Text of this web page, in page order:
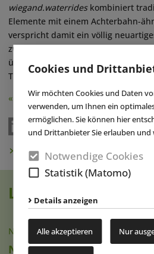
Cookies und
Wir möchten Cookies und Daten
verwenden, um Ihnen ein
ermöglichen. Sie können hier
und Drittanbieter Sie erlauben und
Notwendige Cookies
Statistik (Matomo)
Details anzeigen
Alle akzeptieren Nur
wiegand.waterrideskombiniert
Elemente mit einem Achterbahn-
verspricht damit ein völlig
zweibahnige Coaster-Rutsche
über den Schiffsrand – inklusive
Thrill-Faktor. ■
« Zurück
Newsletter abonnieren
Lesen Sie auch
NACHRICHTEN|17.03.2025
Norwegian Cruise Line